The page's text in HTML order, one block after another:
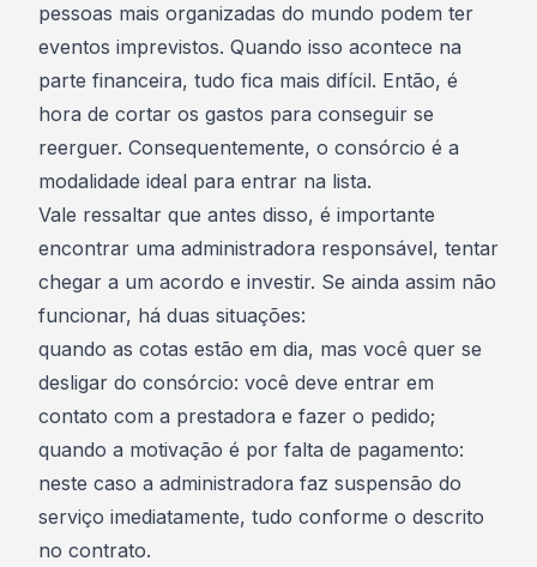
pessoas mais organizadas do mundo podem ter
eventos imprevistos. Quando isso acontece na
parte financeira, tudo fica mais difícil. Então, é
hora de cortar os gastos para conseguir se
reerguer. Consequentemente, o consórcio é a
modalidade ideal para entrar na lista.
Vale ressaltar que antes disso, é importante
encontrar uma administradora responsável, tentar
chegar a um acordo e investir. Se ainda assim não
funcionar, há duas situações:
quando as cotas estão em dia, mas você quer se
desligar do consórcio: você deve entrar em
contato com a prestadora e fazer o pedido;
quando a motivação é por falta de pagamento:
neste caso a administradora faz suspensão do
serviço imediatamente, tudo conforme o descrito
no contrato.